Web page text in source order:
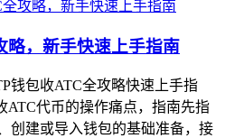
略，新手快速上手指南
钱包收ATC全攻略快速上手指
ATC代币的操作痛点，指南先指
创建或导入钱包的基础准备，接